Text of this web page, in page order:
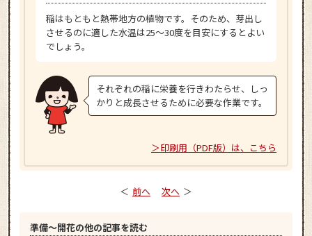
稲はもともと熱帯地方の植物です。そのため、芽出し
させるのに適した水温は25～30度を目安にするとよい
でしょう。
それぞれの稲に栄養を行きわたらせ、しっ
かりと成長させるために必要な作業です。
印刷用（PDF版）は、こちら
前へ 次へ
準備～開花の他の記事を読む